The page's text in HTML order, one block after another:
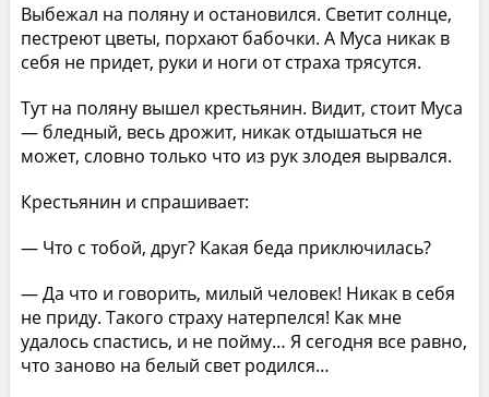
Выбежал на поляну и остановился. Светит солнце,
пестреют цветы, порхают бабочки. А Муса никак в
себя не придет, руки и ноги от страха трясутся.
Тут на поляну вышел крестьянин. Видит, стоит Муса
— бледный, весь дрожит, никак отдышаться не
может, словно только что из рук злодея вырвался.
Крестьянин и спрашивает:
— Что с тобой, друг? Какая беда приключилась?
— Да что и говорить, милый человек! Никак в себя
не приду. Такого страху натерпелся! Как мне
удалось спастись, и не пойму… Я сегодня все равно,
что заново на белый свет родился…